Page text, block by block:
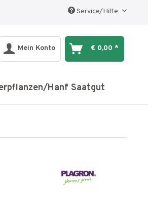
Service/Hilfe
Mein Konto € 0,00 *
Hanf Saatgut